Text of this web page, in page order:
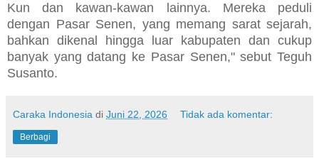
Kun dan kawan-kawan lainnya. Mereka peduli
dengan Pasar Senen, yang memang sarat sejarah,
bahkan dikenal hingga luar kabupaten dan cukup
banyak yang datang ke Pasar Senen," sebut Teguh
Susanto.
Caraka Indonesia di Juni 22, 2026 Tidak ada komentar:
Berbagi